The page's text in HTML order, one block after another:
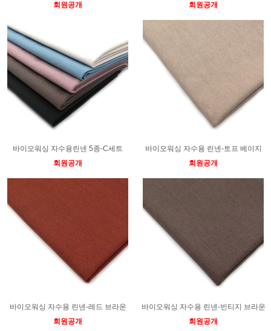
회원공개
회원공개
바이오워싱 자수용린넨 5종-C세트
회원공개
바이오워싱 자수용 린넨-토프 베이지
회원공개
바이오워싱 자수용 린넨-레드 브라운
회원공개
바이오워싱 자수용 린넨-빈티지 브라운
회원공개